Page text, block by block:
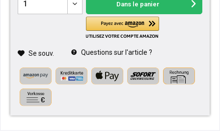
Dans le panier
Se souv. Questions sur l'article ?